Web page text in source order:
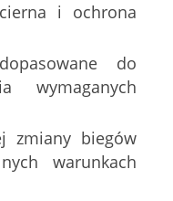
i ochrona
do
wymaganych
zmiany biegów
warunkach